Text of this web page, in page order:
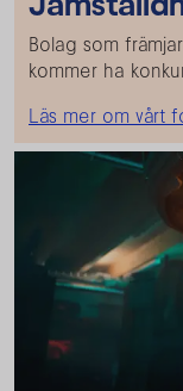
Bolag som
kommer ha
Läs mer om vårt